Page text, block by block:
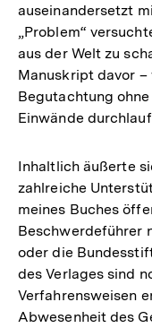
auseinandersetzt
„Problem“
aus der Welt zu
Manuskript davor
Begutachtung
Einwände
Inhaltlich äußerte
zahlreiche
meines Buches
Beschwerdeführer
oder die
des Verlages sind
Verfahrensweisen
Abwesenheit des